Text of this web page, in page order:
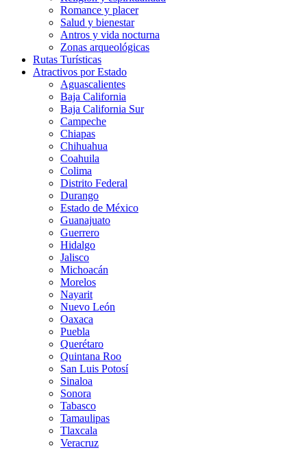
Romance y placer
Salud y bienestar
Antros y vida nocturna
Zonas arqueológicas
Rutas Turísticas
Atractivos por Estado
Aguascalientes
Baja California
Baja California Sur
Campeche
Chiapas
Chihuahua
Coahuila
Colima
Distrito Federal
Durango
Estado de México
Guanajuato
Guerrero
Hidalgo
Jalisco
Michoacán
Morelos
Nayarit
Nuevo León
Oaxaca
Puebla
Querétaro
Quintana Roo
San Luis Potosí
Sinaloa
Sonora
Tabasco
Tamaulipas
Tlaxcala
Veracruz